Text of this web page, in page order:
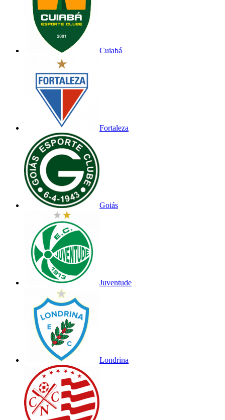
Cuiabá
Fortaleza
Goiás
Juventude
Londrina